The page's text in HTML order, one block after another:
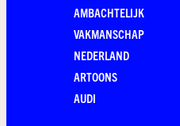
AMBACHTELIJK
VAKMANSCHAP
NEDERLAND
ARTOONS
AUDI